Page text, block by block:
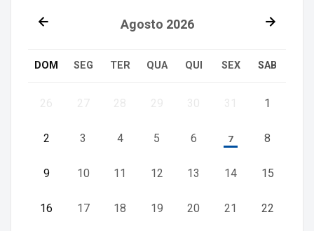
Agosto 2026
DOM SEG TER QUA QUI SEX SAB
1
2 3 4 5 6 7 8
9 10 11 12 13 14 15
16 17 18 19 20 21 22